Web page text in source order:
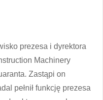
prezesa i dyrektora
Machinery
Zastąpi on
pełnił funkcję prezesa